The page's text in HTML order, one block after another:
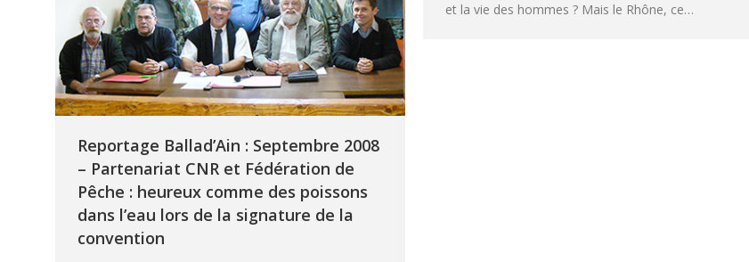
et la vie des hommes ? Mais le Rhône, ce…
Reportage Ballad’Ain : Septembre 2008
– Partenariat CNR et Fédération de
Pêche : heureux comme des poissons
dans l’eau lors de la signature de la
convention